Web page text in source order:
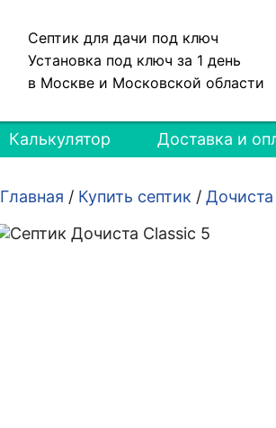
Септик для дачи под ключ
Установка под ключ за 1 день
в Москве и Московской области
Калькулятор Доставка и
Главная / Купить септик / Дочиста